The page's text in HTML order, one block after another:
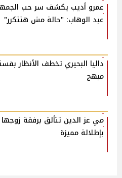
عمرو أديب يكشف سر حب
عبد الوهاب: "حالة مش هتتكرر"
داليا البحيري تخطف الأنظار
مبهج
مي عز الدين تتألق برفقة
بإطلالة مميزة